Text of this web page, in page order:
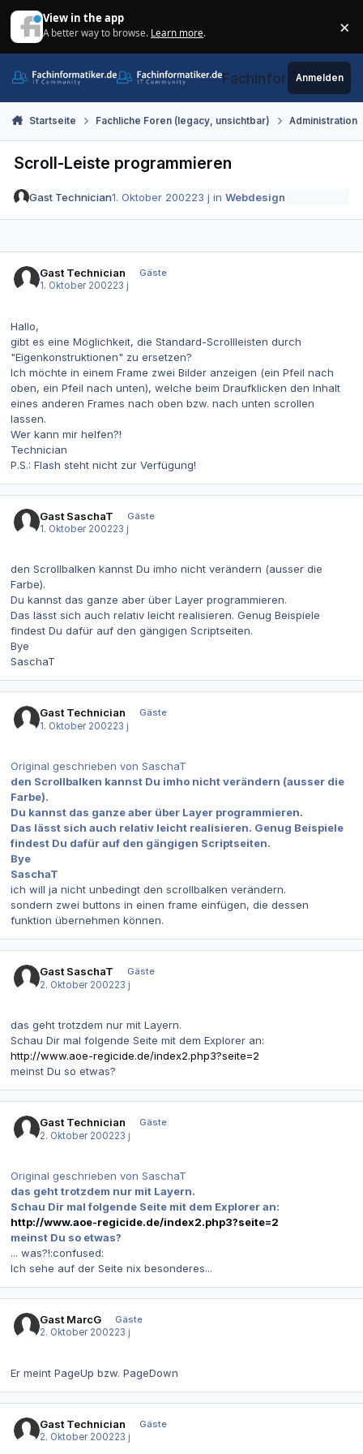
View in the app
A better way to browse. Learn more. ×
Fachinformatiker.de
Anmelden
Startseite Fachliche Foren (legacy, unsichtbar) Administration
Scroll-Leiste programmieren
Gast Technician1. Oktober 200223 j inWebdesign
Gast Technician
Gäste
1. Oktober 200223 j
Hallo,
gibt es eine Möglichkeit, die Standard-Scrollleisten durch
"Eigenkonstruktionen" zu ersetzen?
Ich möchte in einem Frame zwei Bilder anzeigen (ein Pfeil nach
oben, ein Pfeil nach unten), welche beim Draufklicken den Inhalt
eines anderen Frames nach oben bzw. nach unten scrollen
lassen.
Wer kann mir helfen?!
Technician
P.S.: Flash steht nicht zur Verfügung!
Gast SaschaT
Gäste
1. Oktober 200223 j
den Scrollbalken kannst Du imho nicht verändern (ausser die
Farbe).
Du kannst das ganze aber über Layer programmieren.
Das lässt sich auch relativ leicht realisieren. Genug Beispiele
findest Du dafür auf den gängigen Scriptseiten.
Bye
SaschaT
Gast Technician
Gäste
1. Oktober 200223 j
Original geschrieben von SaschaT
den Scrollbalken kannst Du imho nicht verändern (ausser die
Farbe).
Du kannst das ganze aber über Layer programmieren.
Das lässt sich auch relativ leicht realisieren. Genug Beispiele
findest Du dafür auf den gängigen Scriptseiten.
Bye
SaschaT
ich will ja nicht unbedingt den scrollbalken verändern.
sondern zwei buttons in einen frame einfügen, die dessen
funktion übernehmen können.
Gast SaschaT
Gäste
2. Oktober 200223 j
das geht trotzdem nur mit Layern.
Schau Dir mal folgende Seite mit dem Explorer an:
http://www.aoe-regicide.de/index2.php3?seite=2
meinst Du so etwas?
Gast Technician
Gäste
2. Oktober 200223 j
Original geschrieben von SaschaT
das geht trotzdem nur mit Layern.
Schau Dir mal folgende Seite mit dem Explorer an:
http://www.aoe-regicide.de/index2.php3?seite=2
meinst Du so etwas?
... was?!:confused:
Ich sehe auf der Seite nix besonderes...
Gast MarcG
Gäste
2. Oktober 200223 j
Er meint PageUp bzw. PageDown
Gast Technician
Gäste
2. Oktober 200223 j